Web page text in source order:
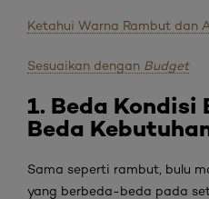
Ketahui Warna Rambut dan
Sesuaikan dengan Budget
1. Beda Kondisi
Beda
Sama seperti rambut, bulu
yang berbeda-beda pada